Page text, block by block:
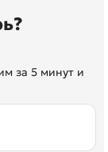
за 5 минут и